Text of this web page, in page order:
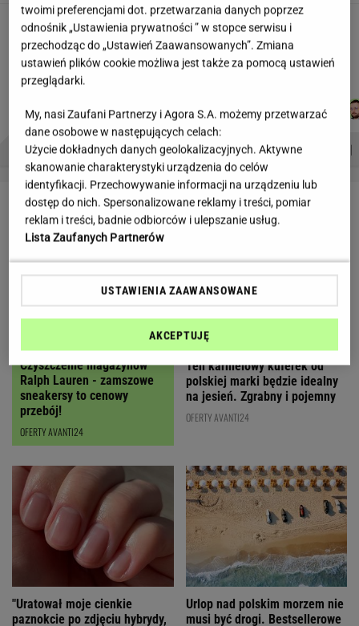
20 lat temu pokazali, że w Polsce też można
zrobić "Amerykę"
MARTA KORYCKA
Autorzy:
CHOJNACKA
BALCERSKI
SENKOWSKI
JACHIMIAK
PROBLEMY POLSKICH SIATKARZY ZNAK Z '30' WISŁAWA SZYMBORSKA
LETNIE OKAZJE
Czyszczenie magazynów
Ralph Lauren - zamszowe
sneakersy to cenowy
przebój!
OFERTY AVANTI24
Ten karmelowy kuferek od
polskiej marki będzie idealny
na jesień. Zgrabny i pojemny
OFERTY AVANTI24
"Uratował moje cienkie
paznokcie po zdjęciu hybrydy,
Urlop nad polskim morzem nie
musi być drogi. Bestsellerowe
twoimi preferencjami dot. przetwarzania danych poprzez
odnośnik „Ustawienia prywatności ” w stopce serwisu i
przechodząc do „Ustawień Zaawansowanych”. Zmiana
ustawień plików cookie możliwa jest także za pomocą ustawień
przeglądarki.
My, nasi Zaufani Partnerzy i Agora S.A. możemy przetwarzać
dane osobowe w następujących celach:
Użycie dokładnych danych geolokalizacyjnych. Aktywne
skanowanie charakterystyki urządzenia do celów
identyfikacji. Przechowywanie informacji na urządzeniu lub
dostęp do nich. Spersonalizowane reklamy i treści, pomiar
reklam i treści, badnie odbiorców i ulepszanie usług.
Lista Zaufanych Partnerów
USTAWIENIA ZAAWANSOWANE
AKCEPTUJĘ